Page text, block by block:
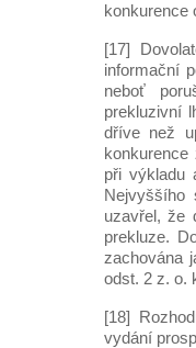
konkurence
[17]
informační
neboť
prekluzivní
dříve než
při výkladu
Nejvyššího
uzavřel, že
prekluze.
zachována
odst. 2 z. o.
[18]
vydání